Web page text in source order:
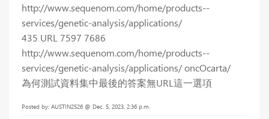
http://www.sequenom.com/home/products--
services/genetic-analysis/applications/
435 URL 7597 7686
http://www.sequenom.com/home/products--
services/genetic-analysis/applications/ oncOcarta/
為何測試資料集中最後的答案無URL這一選項
Posted by: AUSTIN2526 @ Dec. 5, 2023, 2:36 p.m.